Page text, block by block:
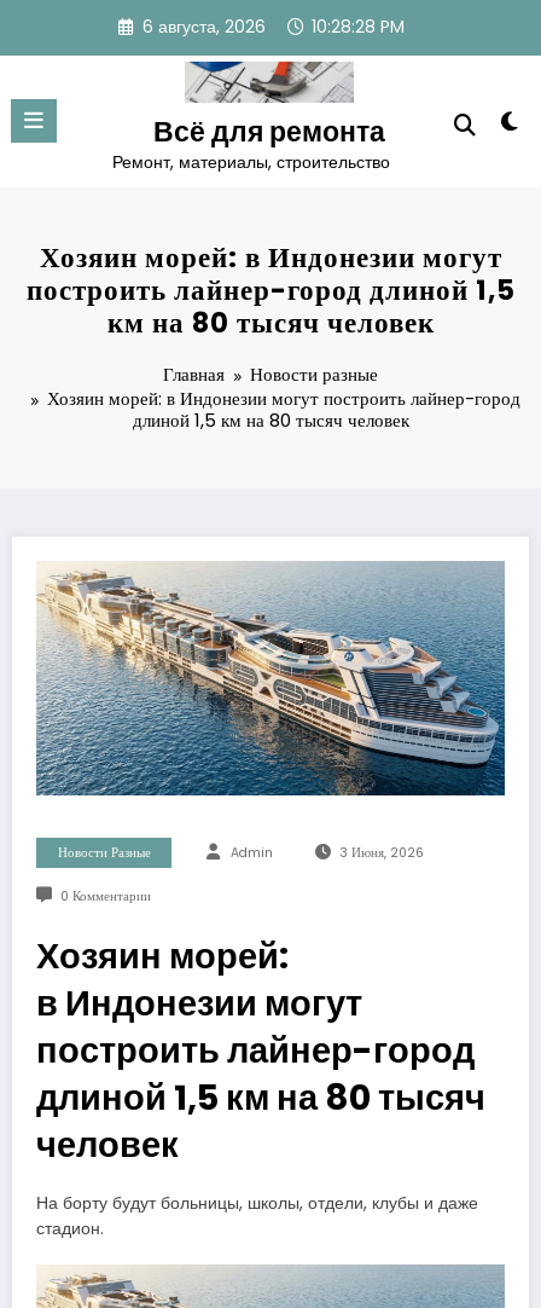
содержимому
6 августа, 2026 10:28:29 PM
Всё для ремонта
Ремонт, материалы, строительство
Хозяин морей: в Индонезии могут
построить лайнер-город длиной 1,5
км на 80 тысяч человек
Главная
Новости разные
Хозяин морей: в Индонезии могут построить лайнер-город
длиной 1,5 км на 80 тысяч человек
Новости Разные Admin 3 Июня, 2026
0 Комментарии
Хозяин морей:
в Индонезии могут
построить лайнер-город
длиной 1,5 км на 80 тысяч
человек
На борту будут больницы, школы, отдели, клубы и даже
стадион.